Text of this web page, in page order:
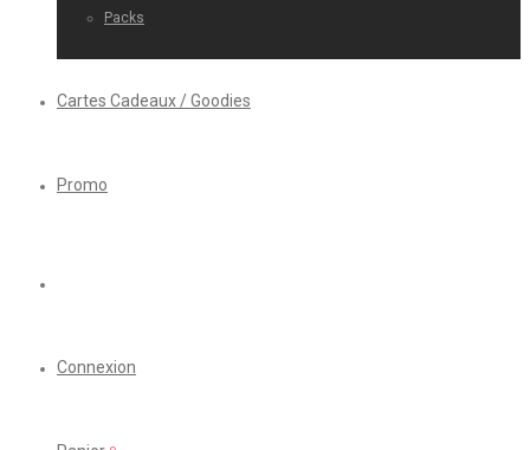
Packs
Cartes Cadeaux / Goodies
Promo
Connexion